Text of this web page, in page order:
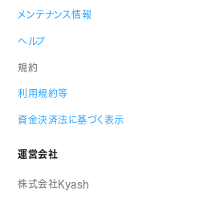
メンテナンス情報
ヘルプ
規約
利用規約等
資金決済法に基づく表示
運営会社
株式会社Kyash